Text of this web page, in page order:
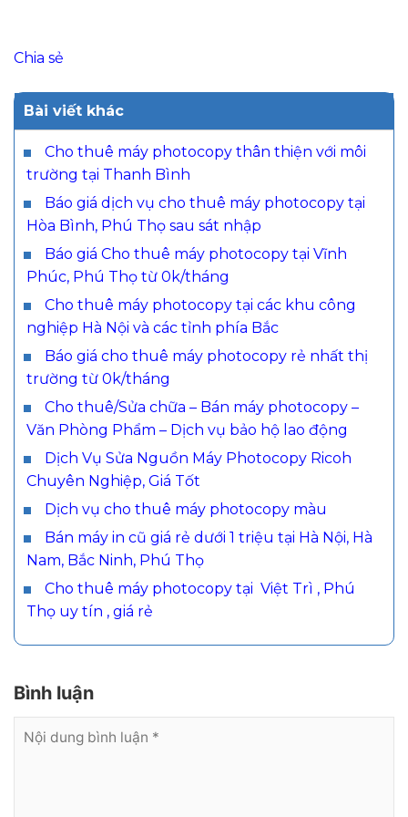
Chia sẻ
Bài viết khác
Cho thuê máy photocopy thân thiện với môi
trường tại Thanh Bình
Báo giá dịch vụ cho thuê máy photocopy tại
Hòa Bình, Phú Thọ sau sát nhập
Báo giá Cho thuê máy photocopy tại Vĩnh
Phúc, Phú Thọ từ 0k/tháng
Cho thuê máy photocopy tại các khu công
nghiệp Hà Nội và các tỉnh phía Bắc
Báo giá cho thuê máy photocopy rẻ nhất thị
trường từ 0k/tháng
Cho thuê/Sửa chữa – Bán máy photocopy –
Văn Phòng Phẩm – Dịch vụ bảo hộ lao động
Dịch Vụ Sửa Nguồn Máy Photocopy Ricoh
Chuyên Nghiệp, Giá Tốt
Dịch vụ cho thuê máy photocopy màu
Bán máy in cũ giá rẻ dưới 1 triệu tại Hà Nội, Hà
Nam, Bắc Ninh, Phú Thọ
Cho thuê máy photocopy tại Việt Trì , Phú
Thọ uy tín , giá rẻ
Bình luận